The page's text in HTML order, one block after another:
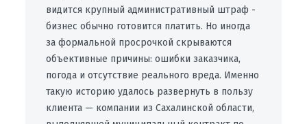
видится крупный административный штраф -
бизнес обычно готовится платить. Но иногда
за формальной просрочкой скрываются
объективные причины: ошибки заказчика,
погода и отсутствие реального вреда. Именно
такую историю удалось развернуть в пользу
клиента — компании из Сахалинской области,